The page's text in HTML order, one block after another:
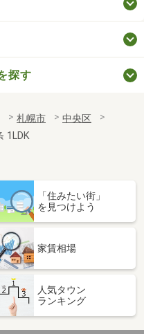
探す
札幌市
中央区
1LDK
「住みたい街」
を見つけよう
家賃相場
人気タウン
ランキング